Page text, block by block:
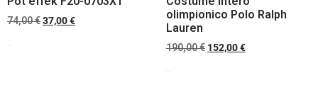
74,00€37,00€
olimpionico Polo Ralph
Lauren
190,00€ 152,00€